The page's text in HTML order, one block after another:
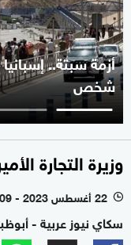
شخص
وزيرة التجارة
l 22 أغسطس 2023 - 12:09 بتوقيت أبوظبي
سكاي نيوز عربية -